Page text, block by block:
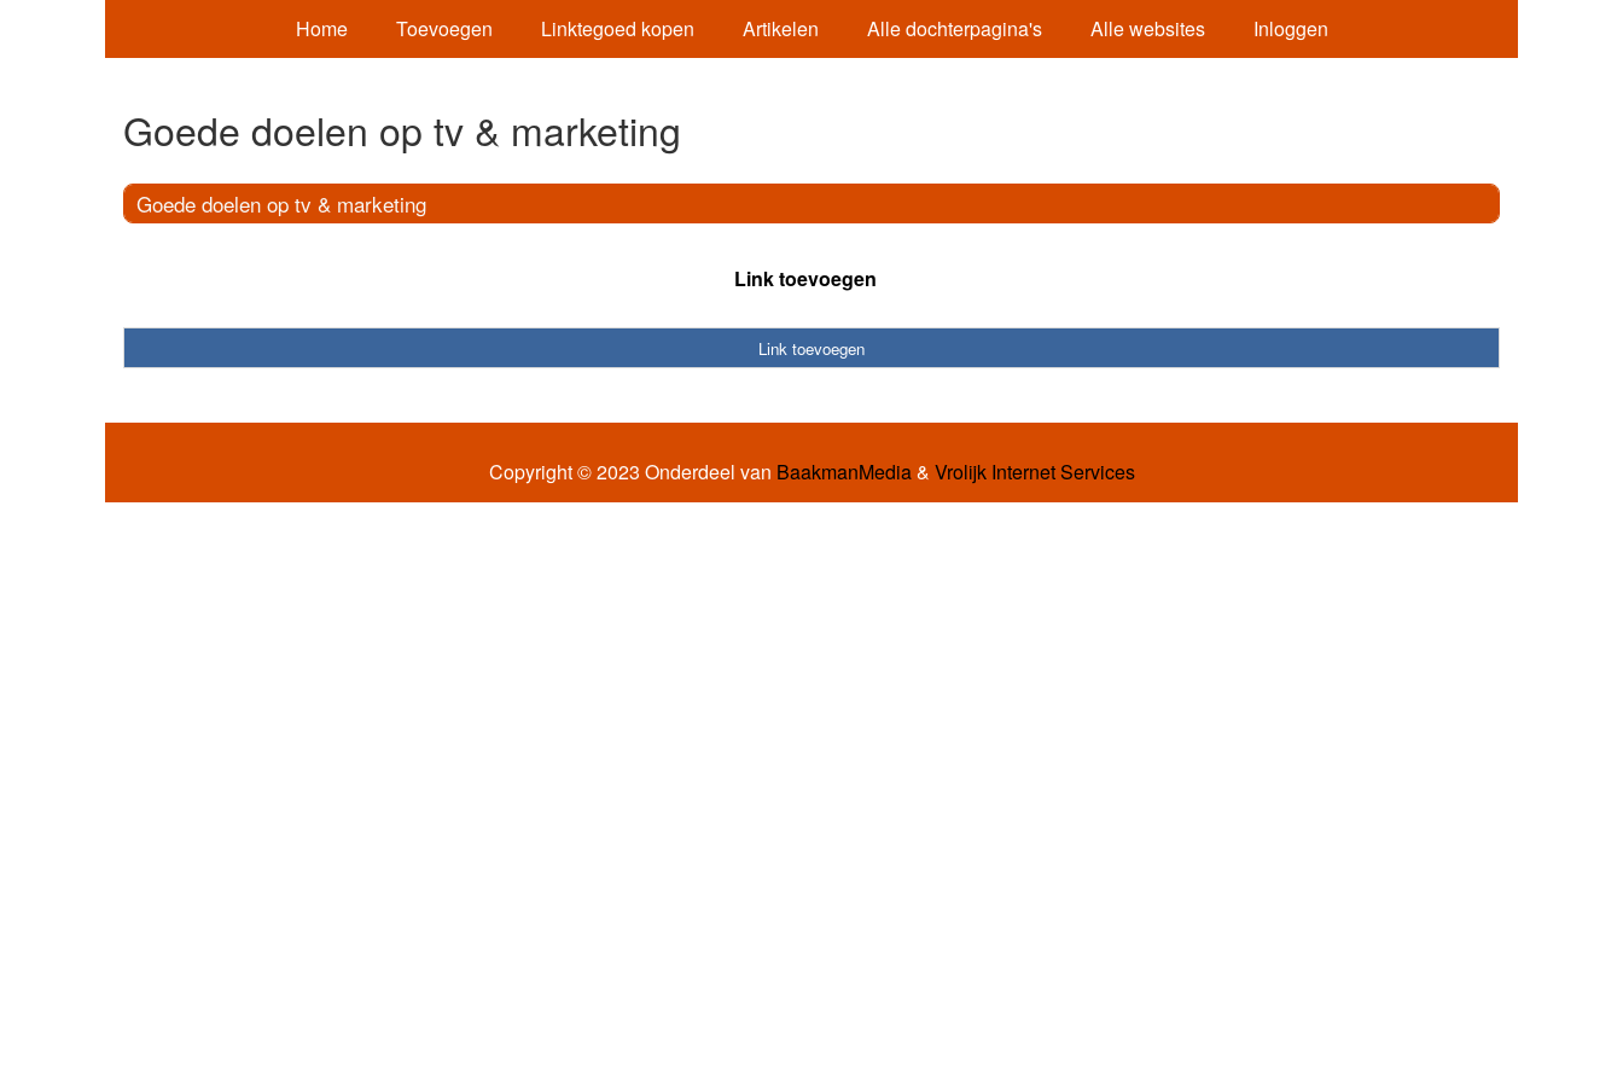
Home Toevoegen Linktegoed kopen Artikelen Alle dochterpagina's Alle websites Inloggen
Goede doelen op tv & marketing
Goede doelen op tv & marketing
Link toevoegen
Link toevoegen
Copyright © 2023 Onderdeel van BaakmanMedia& Vrolijk Internet Services